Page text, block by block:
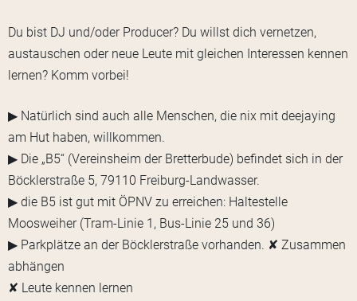
Du bist DJ und/oder Producer? Du willst dich vernetzen,
austauschen oder neue Leute mit gleichen Interessen kennen
lernen? Komm vorbei!
▶ Natürlich sind auch alle Menschen, die nix mit deejaying
am Hut haben, willkommen.
▶ Die „B5“ (Vereinsheim der Bretterbude) befindet sich in der
Böcklerstraße 5, 79110 Freiburg-Landwasser.
▶ die B5 ist gut mit ÖPNV zu erreichen: Haltestelle
Moosweiher (Tram-Linie 1, Bus-Linie 25 und 36)
▶ Parkplätze an der Böcklerstraße vorhanden. ✘ Zusammen
abhängen
✘ Leute kennen lernen